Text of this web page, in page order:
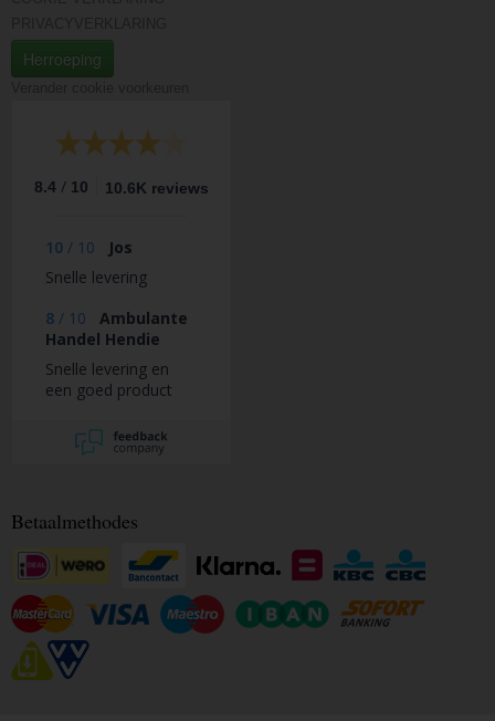
Herroeping
8.4 / 10 10.6K reviews
10 / 10
Jos
Snelle levering
8 / 10
Ambulante
Handel Hendie
Snelle levering en
een goed product
Betaalmethodes